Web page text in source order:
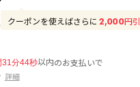
クーポンを使えばさらに 2,000円
31分44秒以内のお支払いで
詳細